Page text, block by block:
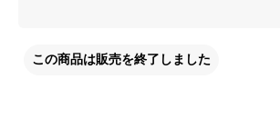
この商品は販売を終了しました